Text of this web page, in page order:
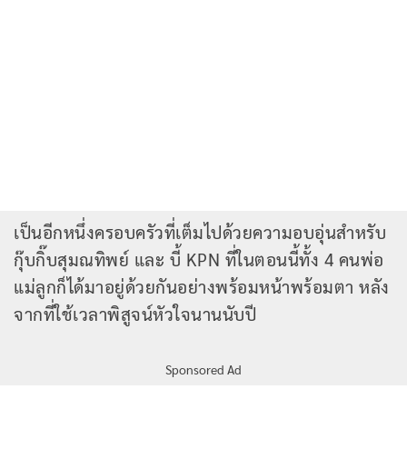
เป็นอีกหนึ่งครอบครัวที่เต็มไปด้วยความอบอุ่นสำหรับ
กุ๊บกิ๊บสุมณทิพย์ และ บี้ KPN ที่ในตอนนี้ทั้ง 4 คนพ่อ
แม่ลูกก็ได้มาอยู่ด้วยกันอย่างพร้อมหน้าพร้อมตา หลัง
จากที่ใช้เวลาพิสูจน์หัวใจนานนับปี
Sponsored Ad